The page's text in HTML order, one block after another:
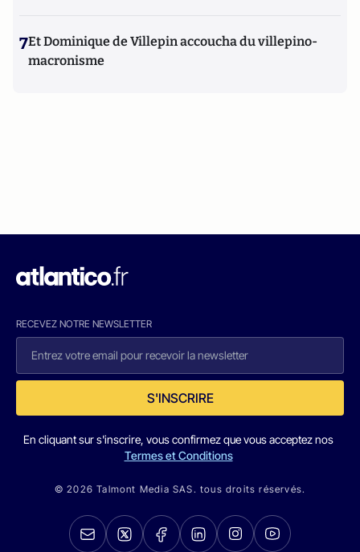
7Et Dominique de Villepin accoucha du villepino-
macronisme
RECEVEZ NOTRE NEWSLETTER
S'INSCRIRE
En cliquant sur s'inscrire, vous confirmez que vous acceptez nos
Termes et Conditions
© 2026 Talmont Media SAS. tous droits réservés.